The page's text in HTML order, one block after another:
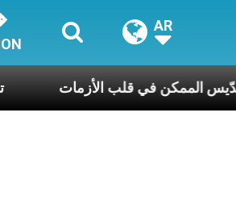
AR
الحويك: قدّيس الممكن في قلب